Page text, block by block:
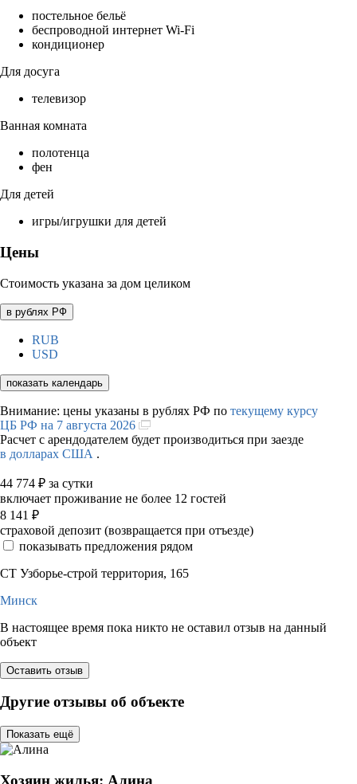
постельное бельё
беспроводной интернет Wi-Fi
кондиционер
Для досуга
телевизор
Ванная комната
полотенца
фен
Для детей
игры/игрушки для детей
Цены
Стоимость указана за дом целиком
в рублях РФ
RUB
USD
показать календарь
Внимание: цены указаны в рублях РФ по текущему курсу
ЦБ РФ на 7 августа 2026
Расчет с арендодателем будет производиться при заезде
в долларах США .
44 774 ₽ за сутки
включает проживание не более 12 гостей
8 141 ₽
страховой депозит (возвращается при отъезде)
показывать предложения рядом
СТ Узборье-строй территория, 165
Минск
В настоящее время пока никто не оставил отзыв на данный
объект
Оставить отзыв
Другие отзывы об объекте
Показать ещё
Хозяин жилья: Алина